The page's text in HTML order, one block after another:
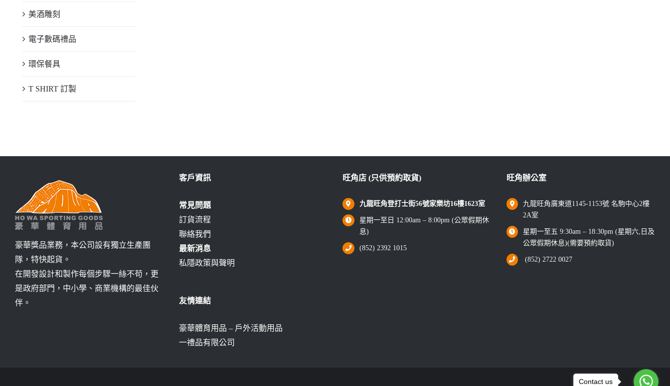
美酒雕刻
電子數碼禮品
環保餐具
T SHIRT 訂製
豪華獎品業務，本公司設有獨立生產團
隊，特快起貨。
在開發設計和製作每個步驟一絲不苟，更
是政府部門，中小學、商業機構的最佳伙
伴。
客戶資訊
常見問題
訂貨流程
聯絡我們
最新消息
私隱政策與聲明
友情連結
豪華體育用品 – 戶外活動用品
一禮品有限公司
旺角店 (只供預約取貨)
九龍旺角登打士街56號家樂坊16樓1623室
星期一至日 12:00am – 8:00pm (公眾假期休
息)
(852) 2392 1015
旺角辦公室
九龍旺角廣東道1145-1153號 名駒中心2樓
2A室
星期一至五 9:30am – 18:30pm (星期六,日及
公眾假期休息)(需要預約取貨)
(852) 2722 0027
Contact us